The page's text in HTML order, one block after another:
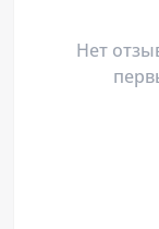
Нет